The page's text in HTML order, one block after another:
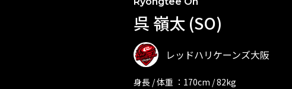
呉 嶺太 (SO)
レッドハリケーンズ大阪
身長 / 体重 ：170cm / 82kg